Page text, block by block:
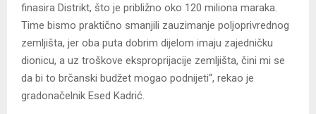
finasira Distrikt, što je približno oko 120 miliona maraka.
Time bismo praktično smanjili zauzimanje poljoprivrednog
zemljišta, jer oba puta dobrim dijelom imaju zajedničku
dionicu, a uz troškove eksproprijacije zemljišta, čini mi se
da bi to brčanski budžet mogao podnijeti“, rekao je
gradonačelnik Esed Kadrić.